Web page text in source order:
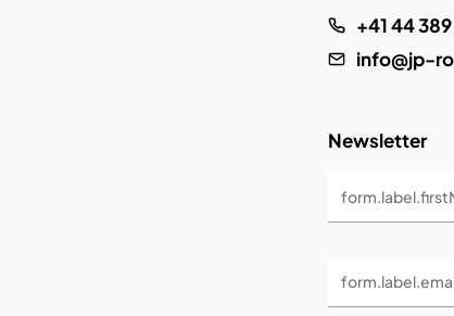
+41 44
info@jp-
Newsletter